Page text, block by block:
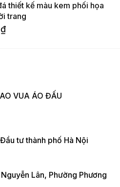
thiết kế màu kem phối họa
trang
₫
VUA ÁO ĐẤU
tư thành phố Hà Nội
Lân, Phường Phương